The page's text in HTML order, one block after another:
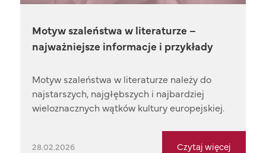
Motyw szaleństwa w literaturze –
najważniejsze informacje i przykłady
Motyw szaleństwa w literaturze należy do
najstarszych, najgłębszych i najbardziej
wieloznacznych wątków kultury europejskiej.
28.02.2026 Czytaj więcej